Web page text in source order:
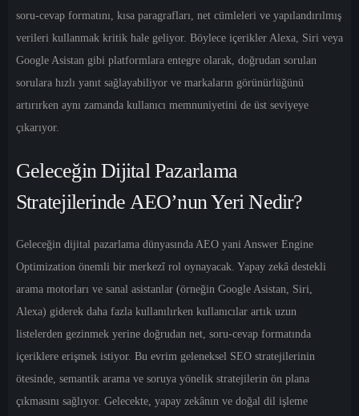
soru-cevap formatını, kısa paragrafları, net cümleleri ve yapılandırılmış
verileri kullanmak kritik hale geliyor. Böylece içerikler Alexa, Siri veya
Google Asistan gibi platformlara entegre olarak, doğrudan sorulan
sorulara hızlı yanıt sağlayabiliyor ve markaların görünürlüğünü
artırırken aynı zamanda kullanıcı memnuniyetini de üst seviyeye
çıkarıyor.
Geleceğin Dijital Pazarlama
Stratejilerinde AEO’nun Yeri Nedir?
Geleceğin dijital pazarlama dünyasında AEO yani Answer Engine
Optimization önemli bir merkezî rol oynayacak. Yapay zekâ destekli
arama motorları ve sanal asistanlar (örneğin Google Asistan, Siri,
Alexa) giderek daha fazla kullanılırken kullanıcılar artık uzun
listelerden gezinmek yerine doğrudan net, soru-cevap formatında
içeriklere erişmek istiyor. Bu evrim geleneksel SEO stratejilerinin
ötesinde, semantik arama ve soruya yönelik stratejilerin ön plana
çıkmasını sağlıyor. Gelecekte, yapay zekânın ve doğal dil işleme